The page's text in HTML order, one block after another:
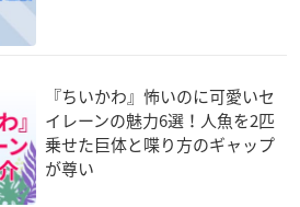
『ちいかわ』怖いのに可愛いセ
イレーンの魅力6選！人魚を2匹
乗せた巨体と喋り方のギャップ
が尊い